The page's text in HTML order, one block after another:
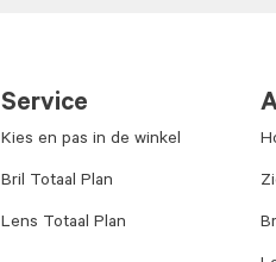
Service
Kies en pas in de winkel
Bril Totaal Plan
Lens Totaal Plan